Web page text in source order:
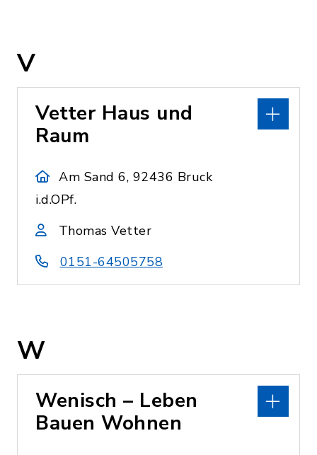
V
Vetter Haus und
Raum
Am Sand 6, 92436 Bruck
i.d.OPf.
Thomas Vetter
0151-64505758
W
Wenisch – Leben
Bauen Wohnen